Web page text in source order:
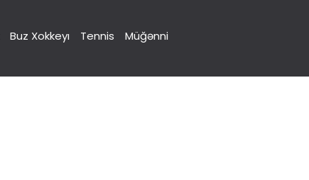
Buz Xokkeyı Tennis Müğənni